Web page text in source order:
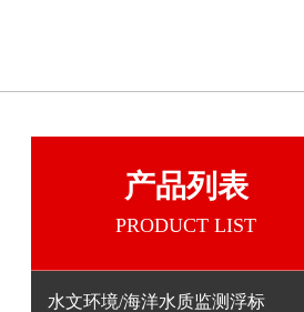
产品列表
PRODUCT LIST
水文环境/海洋水质监测浮标